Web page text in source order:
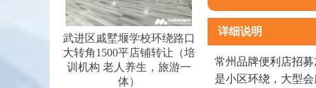
武进区戚墅堰学校环绕路口
大转角1500平店铺转让（培
训机构 老人养生，旅游一
体）
详细说明
常州品牌便利店招
是小区环绕，大型